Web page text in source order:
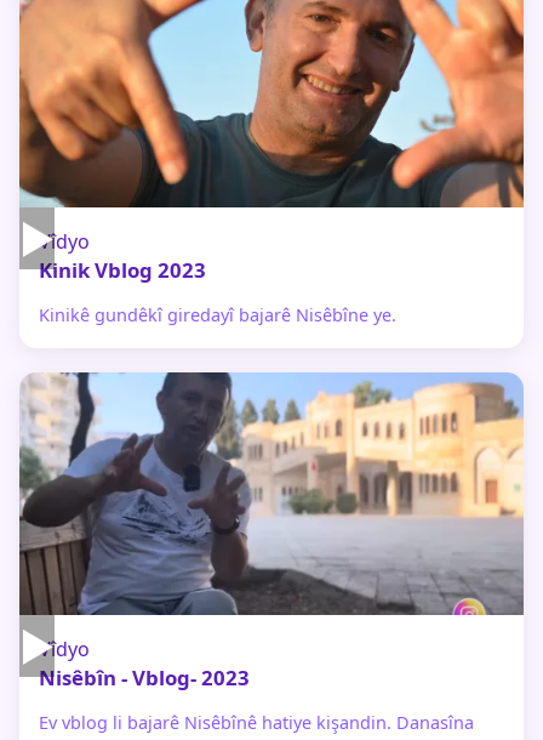
▶Vîdyo
Kinik Vblog 2023
Kinikê gundêkî giredayî bajarê Nisêbîne ye.
▶Vîdyo
Nisêbîn - Vblog- 2023
Ev vblog li bajarê Nisêbînê hatiye kişandin. Danasîna